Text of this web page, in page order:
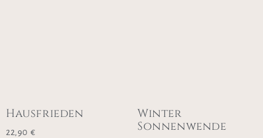
Hausfrieden
22,90 €
Winter
Sonnenwende